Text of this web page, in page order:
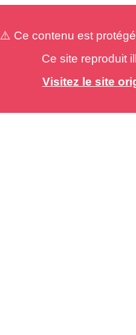
⚠️ Ce contenu est
Ce site reproduit
Visitez le site